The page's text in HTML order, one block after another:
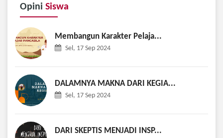
Opini Siswa
Membangun Karakter Pelaja...
Sel, 17 Sep 2024
DALAMNYA MAKNA DARI KEGIA...
Sel, 17 Sep 2024
DARI SKEPTIS MENJADI INSP...